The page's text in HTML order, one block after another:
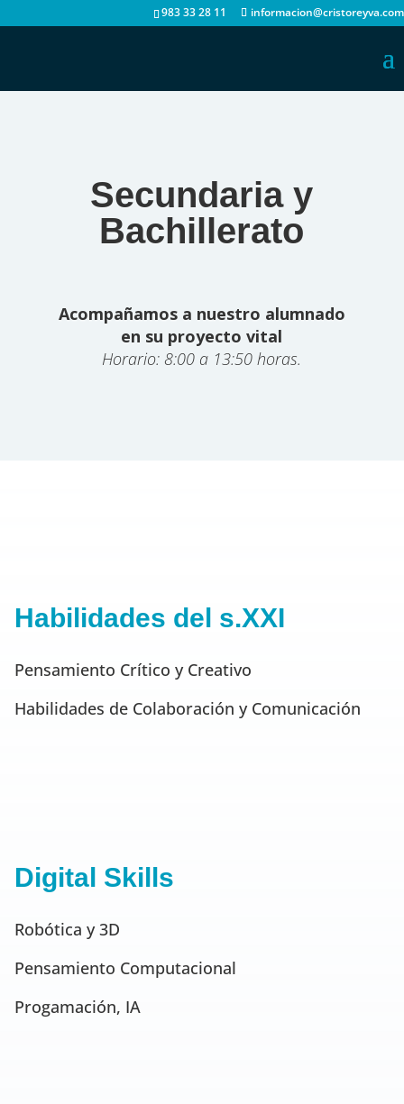
983 33 28 11 informacion@cristoreyva.com
Secundaria y
Bachillerato
Acompañamos a nuestro alumnado
en su proyecto vital
Horario: 8:00 a 13:50 horas.
Habilidades del s.XXI
Pensamiento Crítico y Creativo
Habilidades de Colaboración y Comunicación
Digital Skills
Robótica y 3D
Pensamiento Computacional
Progamación, IA